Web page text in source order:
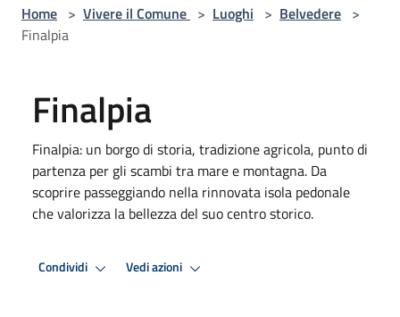
Home > Vivere il Comune > Luoghi > Belvedere >
Finalpia
Finalpia
Finalpia: un borgo di storia, tradizione agricola, punto di
partenza per gli scambi tra mare e montagna. Da
scoprire passeggiando nella rinnovata isola pedonale
che valorizza la bellezza del suo centro storico.
Condividi Vedi azioni